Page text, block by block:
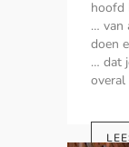
hoofd
… van
doen
… dat
overal